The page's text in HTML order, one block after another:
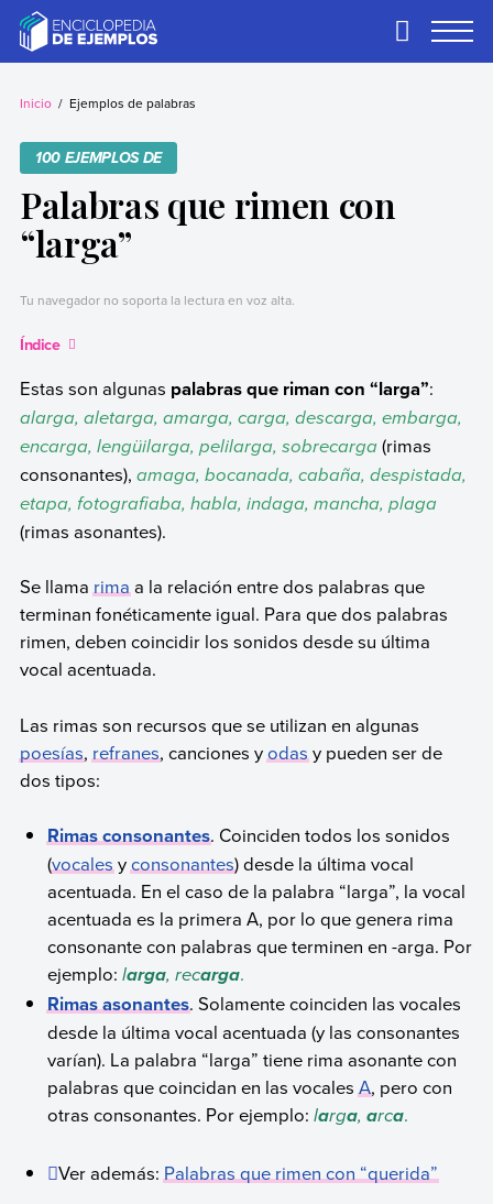
contentEjemplos
Necesitas ejemplos.
Primary
Inicio Ejemplos de palabras
100 EJEMPLOS DE
Palabras que rimen con
“larga”
Tu navegador no soporta la lectura en voz alta.
Índice
Estas son algunas palabras que riman con “larga”:
alarga, aletarga, amarga, carga, descarga, embarga,
encarga, lengüilarga, pelilarga, sobrecarga(rimas
consonantes), amaga, bocanada, cabaña, despistada,
etapa, fotografiaba, habla, indaga, mancha, plaga
(rimas asonantes).
Se llamarimaa la relación entre dos palabras que
terminan fonéticamente igual. Para que dos palabras
rimen, deben coincidir los sonidos desde su última
vocal acentuada.
Las rimas son recursos que se utilizan en algunas
poesías,refranes, canciones yodasy pueden ser de
dos tipos:
Rimas consonantes. Coinciden todos los sonidos
(vocalesyconsonantes) desde la última vocal
acentuada. En el caso de la palabra “larga”, la vocal
acentuada es la primera A, por lo que genera rima
consonante con palabras que terminen en -arga. Por
ejemplo: larga, recarga.
Rimas asonantes. Solamente coinciden las vocales
desde la última vocal acentuada (y las consonantes
varían). La palabra “larga” tiene rima asonante con
palabras que coincidan en las vocalesA, pero con
otras consonantes. Por ejemplo:larga,arca.
Ver además:Palabras que rimen con “querida”